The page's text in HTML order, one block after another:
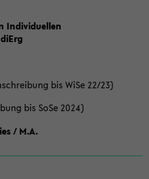
Individuellen
bis WiSe 22/23)
bis SoSe 2024)
/ M.A.